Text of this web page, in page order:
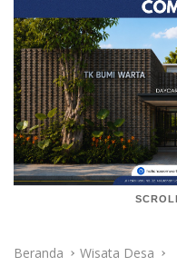
Beranda Wisata Desa